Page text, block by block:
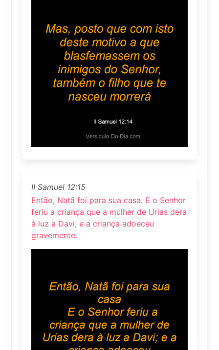
II Samuel 12:15
Então, Natã foi para sua casa. E o Senhor
feriu a criança que a mulher de Urias dera
à luz a Davi; e a criança adoeceu
gravemente.